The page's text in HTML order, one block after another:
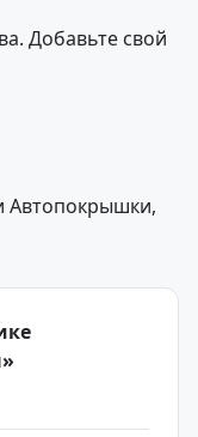
Добавьте свой
Автопокрышки,